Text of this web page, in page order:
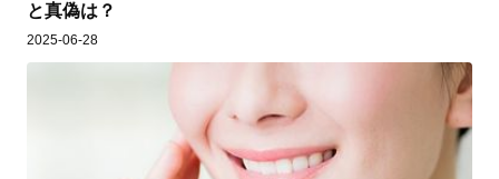
と真偽は？
2025-06-28